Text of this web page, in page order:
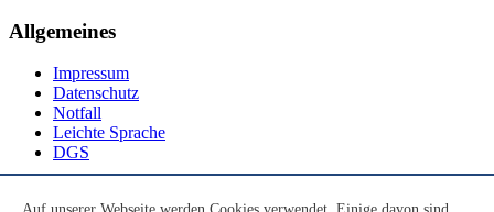
Allgemeines
Impressum
Datenschutz
Notfall
Leichte Sprache
DGS